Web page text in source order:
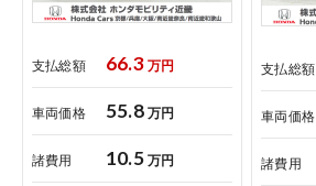
コーポレートサイト
点検・整備のご予約
支払総額 66.3 万円
車両価格 55.8 万円
諸費用 10.5 万円
支払総額
車両価格
諸費用